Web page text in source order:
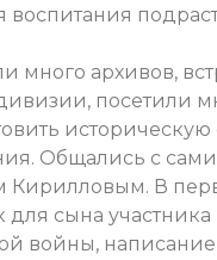
воспитания
много архивов,
посетили
историческую
Общались с
Кирилловым. В
для сына
войны,